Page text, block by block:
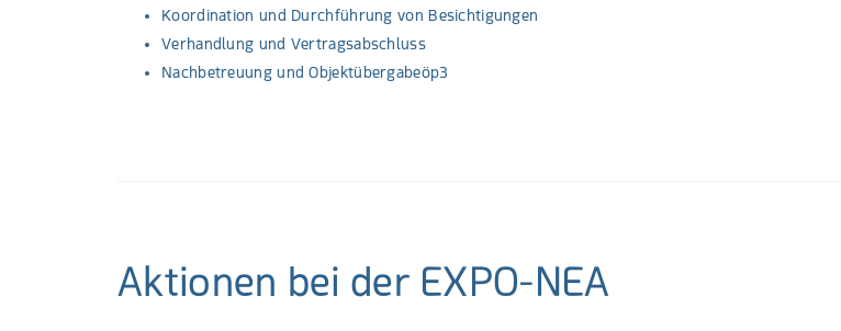
Koordination und Durchführung von Besichtigungen
Verhandlung und Vertragsabschluss
Nachbetreuung und Objektübergabeöp3
Aktionen bei der EXPO-NEA